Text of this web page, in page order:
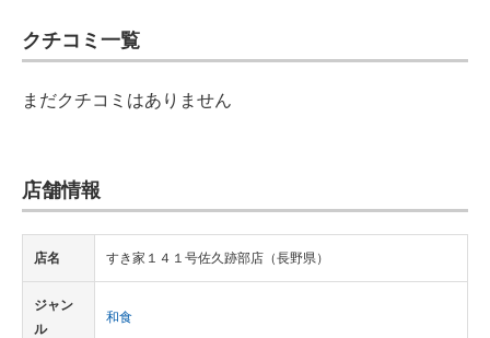
電子設計の基本と応用
ちょっと気になるネットの話題
クチコミ一覧
まだクチコミはありません
店舗情報
店名 すき家１４１号佐久跡部店（長野県）
ジャン
ル
和食